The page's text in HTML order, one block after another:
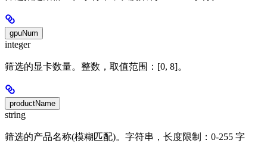
gpuNum
integer
筛选的显卡数量。整数，取值范围：[0, 8]。
productName
string
筛选的产品名称(模糊匹配)。字符串，长度限制：0-255 字